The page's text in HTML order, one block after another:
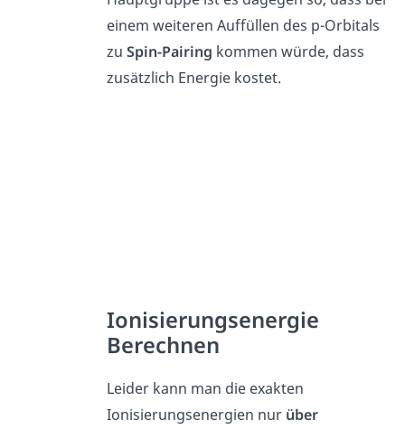
einem weiteren Auffüllen des p-Orbitals
zu Spin-Pairing kommen würde, dass
zusätzlich Energie kostet.
Ionisierungsenergie
Berechnen
Leider kann man die exakten
Ionisierungsenergien nur über